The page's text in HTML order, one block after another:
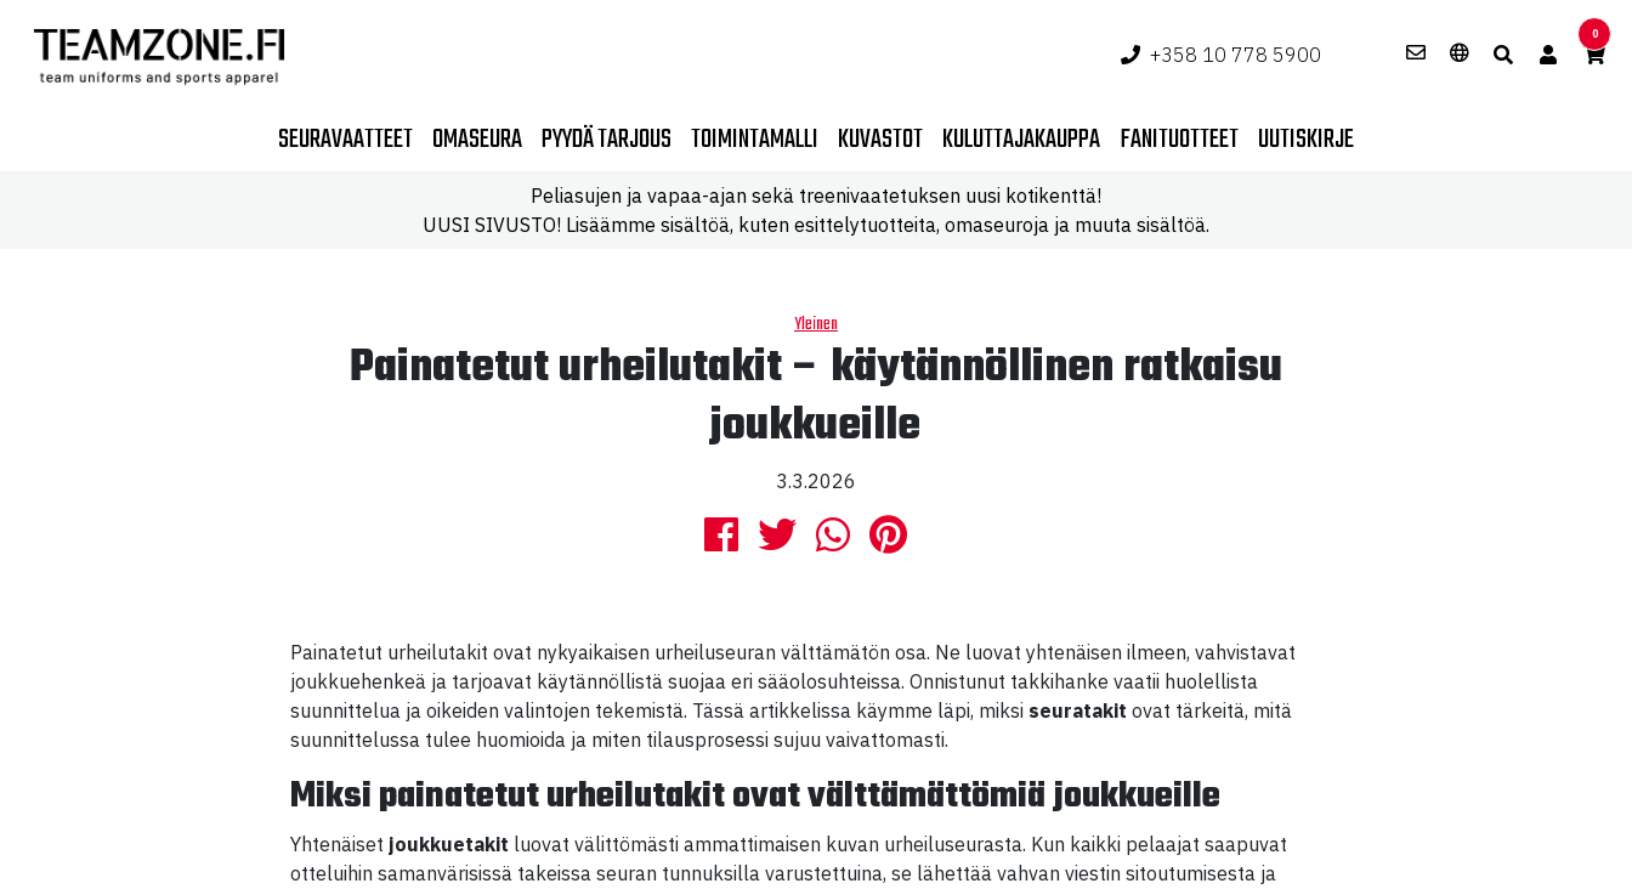
+358 10 778 5900
0
SEURAVAATTEET OMASEURA PYYDÄ TARJOUS TOIMINTAMALLI KUVASTOT KULUTTAJAKAUPPA FANITUOTTEET UUTISKIRJE
Peliasujen ja vapaa-ajan sekä treenivaatetuksen uusi kotikenttä!
UUSI SIVUSTO! Lisäämme sisältöä, kuten esittelytuotteita, omaseuroja ja muuta sisältöä.
Yleinen
Painatetut urheilutakit – käytännöllinen ratkaisu
joukkueille
3.3.2026
Painatetut urheilutakit ovat nykyaikaisen urheiluseuran välttämätön osa. Ne luovat yhtenäisen ilmeen, vahvistavat
joukkuehenkeä ja tarjoavat käytännöllistä suojaa eri sääolosuhteissa. Onnistunut takkihanke vaatii huolellista
suunnittelua ja oikeiden valintojen tekemistä. Tässä artikkelissa käymme läpi, miksi seuratakit ovat tärkeitä, mitä
suunnittelussa tulee huomioida ja miten tilausprosessi sujuu vaivattomasti.
Miksi painatetut urheilutakit ovat välttämättömiä joukkueille
Yhtenäiset joukkuetakit luovat välittömästi ammattimaisen kuvan urheiluseurasta. Kun kaikki pelaajat saapuvat
otteluihin samanvärisissä takeissa seuran tunnuksilla varustettuina, se lähettää vahvan viestin sitoutumisesta ja